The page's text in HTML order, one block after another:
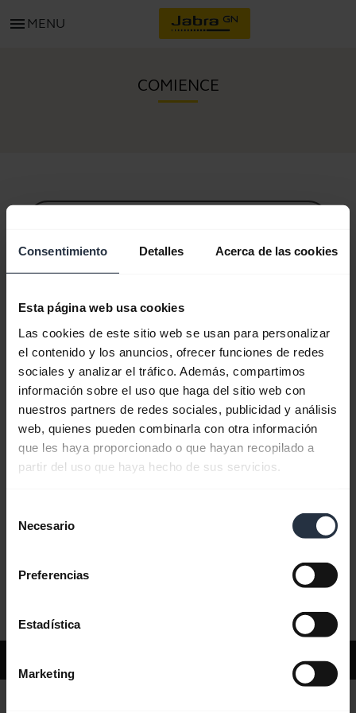
Consentimiento Detalles Acerca de las cookies
Esta página web usa cookies
Las cookies de este sitio web se usan para personalizar
el contenido y los anuncios, ofrecer funciones de redes
sociales y analizar el tráfico. Además, compartimos
información sobre el uso que haga del sitio web con
nuestros partners de redes sociales, publicidad y análisis
web, quienes pueden combinarla con otra información
que les haya proporcionado o que hayan recopilado a
partir del uso que haya hecho de sus servicios.
Necesario
Preferencias
Estadística
Marketing
menu MENU
COMIENCE
Guía de sincronización Bluetooth
Preguntas más frecuentes
Documentos de producto